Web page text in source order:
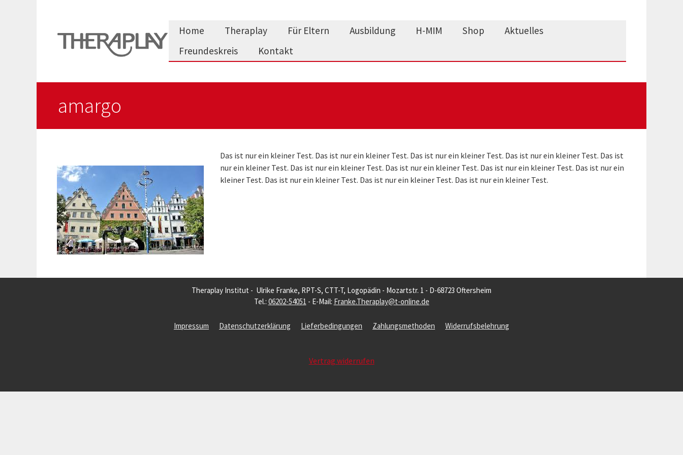
Home Theraplay Für Eltern Ausbildung H-MIM Shop
Aktuelles
Freundeskreis
Kontakt
amargo
Das ist nur ein kleiner Test. Das ist nur ein kleiner Test. Das ist nur ein kleiner Test. Das ist nur ein kleiner Test. Das ist
nur ein kleiner Test. Das ist nur ein kleiner Test. Das ist nur ein kleiner Test. Das ist nur ein kleiner Test. Das ist nur ein
kleiner Test. Das ist nur ein kleiner Test. Das ist nur ein kleiner Test. Das ist nur ein kleiner Test.
Theraplay Institut - Ulrike Franke, RPT-S, CTT-T, Logopädin - Mozartstr. 1 - D-68723 Oftersheim
Tel.: 06202-54051 - E-Mail: Franke.Theraplay@t-online.de
Impressum Datenschutzerklärung Lieferbedingungen Zahlungsmethoden Widerrufsbelehrung
Vertrag widerrufen